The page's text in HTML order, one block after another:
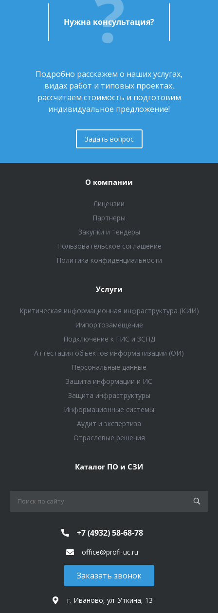
Нужна консультация?
Подробно расскажем о наших услугах,
видах работ и типовых проектах,
рассчитаем стоимость и подготовим
индивидуальное предложение!
Задать вопрос
О компании
Лицензии
Партнеры
Закупки и тендеры
Пользовательское соглашение
Политика конфиденциальности
Услуги
Критическая информационная инфраструктура (КИИ)
Импортозамещение
Подключение к ГИС и ЗСПД
Аттестация объектов информатизации (ОИ)
Персональные данные
Защита информации и ИС
Защита инфраструктуры
Информационные системы
Аудит и экспертиза
Отраслевые решения
Каталог ПО и СЗИ
+7 (4932) 58-68-78
office@profi-uc.ru
Заказать звонок
г. Иваново, ул. Уткина, 13